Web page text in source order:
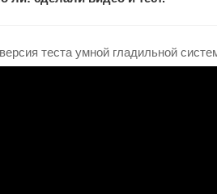
теста умной гладильной